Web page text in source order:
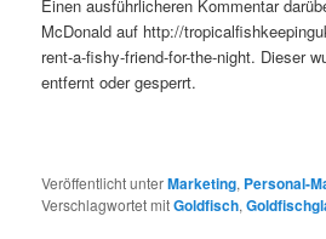
Einen ausführlicheren Kommentar
McDonald auf http://
rent-a-fishy-friend-for-the-night. Dieser
entfernt oder gesperrt.
Veröffentlicht unterMarketing, Personal-
Verschlagwortet mitGoldfisch,